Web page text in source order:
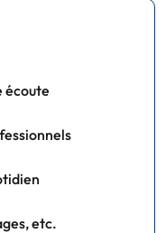
écoute
etc.